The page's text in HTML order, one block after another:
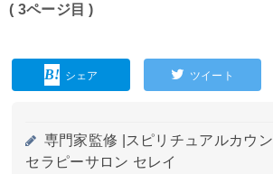
( 3ページ目 )
シェア ツイート
専門家監修 |
スピリチュアルカウ
セラピーサロン セレイ